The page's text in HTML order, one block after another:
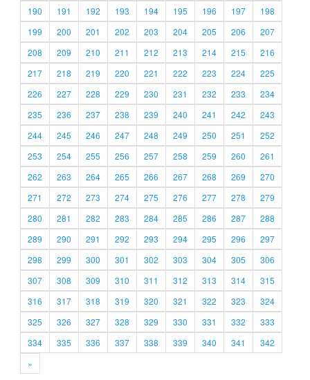
190
191 192 193 194 195 196 197
198
199
200 201 202 203 204 205 206
207
208
209 210 211 212 213 214 215
216
217
218 219 220 221 222 223 224
225
226
227 228 229 230 231 232 233
234
235
236 237 238 239 240 241 242
243
244
245 246 247 248 249 250 251
252
253
254 255 256 257 258 259 260
261
262
263 264 265 266 267 268 269
270
271
272 273 274 275 276 277 278
279
280
281 282 283 284 285 286 287
288
289
290 291 292 293 294 295 296
297
298
299 300 301 302 303 304 305
306
307
308 309 310 311 312 313 314
315
316
317 318 319 320 321 322 323
324
325
326 327 328 329 330 331 332
333
334
335 336 337 338 339 340 341
342
»